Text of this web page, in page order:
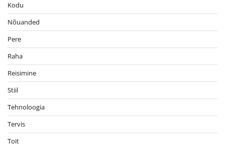
Kodu
Nõuanded
Pere
Raha
Reisimine
Stiil
Tehnoloogia
Tervis
Toit